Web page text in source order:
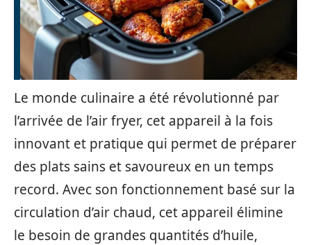
Le monde culinaire a été révolutionné par
l’arrivée de l’air fryer, cet appareil à la fois
innovant et pratique qui permet de préparer
des plats sains et savoureux en un temps
record. Avec son fonctionnement basé sur la
circulation d’air chaud, cet appareil élimine
le besoin de grandes quantités d’huile,